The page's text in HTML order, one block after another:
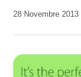
da
28 Novembre 2013